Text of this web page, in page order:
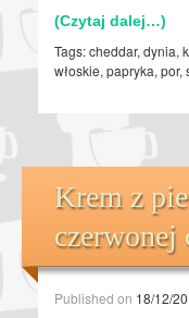
(Czytaj dalej…)
Tags:cheddar, dynia,
włoskie, papryka, por,
Krem z
czerwonej
Published on 18/12/